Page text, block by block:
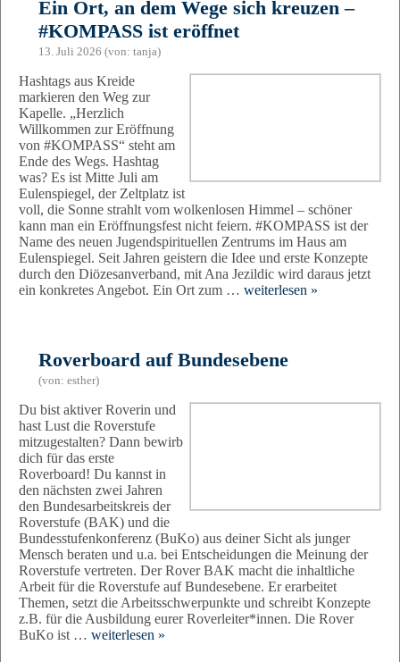
Ein Ort, an dem Wege sich kreuzen –
#KOMPASS ist eröffnet
13. Juli 2026 (von: tanja)
Hashtags aus Kreide
markieren den Weg zur
Kapelle. „Herzlich
Willkommen zur Eröffnung
von #KOMPASS“ steht am
Ende des Wegs. Hashtag
was? Es ist Mitte Juli am
Eulenspiegel, der Zeltplatz ist
voll, die Sonne strahlt vom wolkenlosen Himmel – schöner
kann man ein Eröffnungsfest nicht feiern. #KOMPASS ist der
Name des neuen Jugendspirituellen Zentrums im Haus am
Eulenspiegel. Seit Jahren geistern die Idee und erste Konzepte
durch den Diözesanverband, mit Ana Jezildic wird daraus jetzt
ein konkretes Angebot. Ein Ort zum … weiterlesen »
Roverboard auf Bundesebene
(von: esther)
Du bist aktiver Roverin und
hast Lust die Roverstufe
mitzugestalten? Dann bewirb
dich für das erste
Roverboard! Du kannst in
den nächsten zwei Jahren
den Bundesarbeitskreis der
Roverstufe (BAK) und die
Bundesstufenkonferenz (BuKo) aus deiner Sicht als junger
Mensch beraten und u.a. bei Entscheidungen die Meinung der
Roverstufe vertreten. Der Rover BAK macht die inhaltliche
Arbeit für die Roverstufe auf Bundesebene. Er erarbeitet
Themen, setzt die Arbeitsschwerpunkte und schreibt Konzepte
z.B. für die Ausbildung eurer Roverleiter*innen. Die Rover
BuKo ist … weiterlesen »
Abschicken